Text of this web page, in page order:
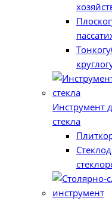
Инструмент
стекла